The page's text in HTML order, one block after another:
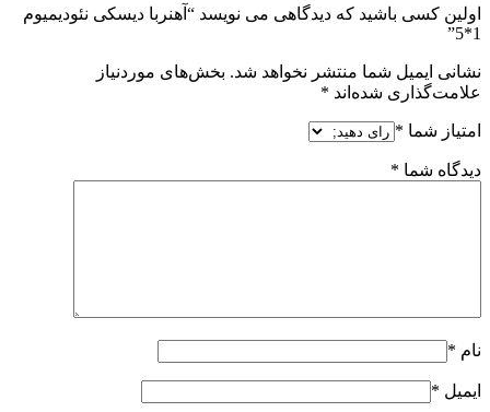
اولین کسی باشید که دیدگاهی می نویسد “آهنربا دیسکی نئودیمیوم
1*5”
نشانی ایمیل شما منتشر نخواهد شد. بخش‌های موردنیاز
علامت‌گذاری شده‌اند *
امتیاز شما *
دیدگاه شما *
نام *
ایمیل *